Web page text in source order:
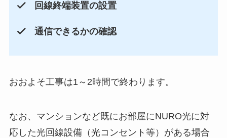
回線終端装置の設置
通信できるかの確認
おおよそ工事は1～2時間で終わります。
なお、マンションなど既にお部屋にNURO光に対
応した光回線設備（光コンセント等）がある場合